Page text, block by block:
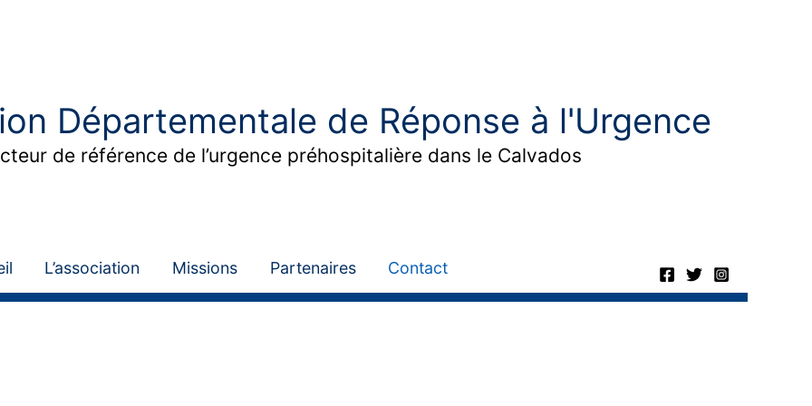
Départementale de Réponse à l'Urgence
de référence de l’urgence préhospitalière dans le Calvados
L’association Missions Partenaires Contact